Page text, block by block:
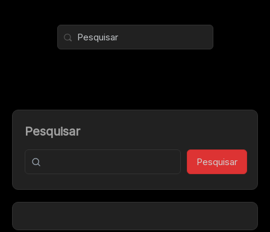
Pesquisar
Pesquisar